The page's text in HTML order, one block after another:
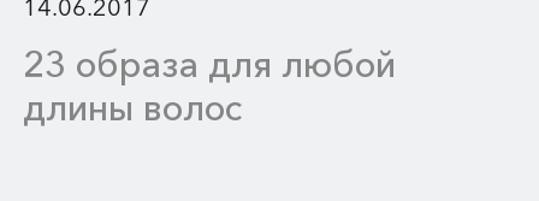
14.06.2017
23 образа для любой
длины волос